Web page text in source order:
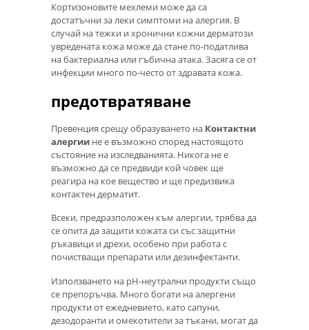
Кортизоновите мехлеми може да са
достатъчни за леки симптоми на алергия. В
случай на тежки и хронични кожни дерматози
увредената кожа може да стане по-податлива
на бактериална или гъбична атака. Засяга се от
инфекции много по-често от здравата кожа.
предотвратяване
Превенция срещу образуването на Контактни
алергии не е възможно според настоящото
състояние на изследванията. Никога не е
възможно да се предвиди кой човек ще
реагира на кое вещество и ще предизвика
контактен дерматит.
Всеки, предразположен към алергии, трябва да
се опита да защити кожата си със защитни
ръкавици и дрехи, особено при работа с
почистващи препарати или дезинфектанти.
Използването на pH-неутрални продукти също
се препоръчва. Много богати на алергени
продукти от ежедневието, като сапуни,
дезодоранти и омекотители за тъкани, могат да